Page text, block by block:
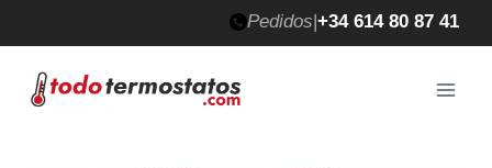
al
contenido
Pedidos|+34 614 80 87 41